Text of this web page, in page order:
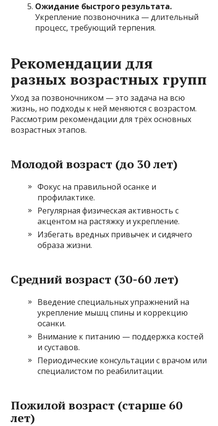
Ожидание быстрого результата.
Укрепление позвоночника — длительный
процесс, требующий терпения.
Рекомендации для
разных возрастных групп
Уход за позвоночником — это задача на всю
жизнь, но подходы к ней меняются с возрастом.
Рассмотрим рекомендации для трёх основных
возрастных этапов.
Молодой возраст (до 30 лет)
Фокус на правильной осанке и
профилактике.
Регулярная физическая активность с
акцентом на растяжку и укрепление.
Избегать вредных привычек и сидячего
образа жизни.
Средний возраст (30-60 лет)
Введение специальных упражнений на
укрепление мышц спины и коррекцию
осанки.
Внимание к питанию — поддержка костей
и суставов.
Периодические консультации с врачом или
специалистом по реабилитации.
Пожилой возраст (старше 60
лет)